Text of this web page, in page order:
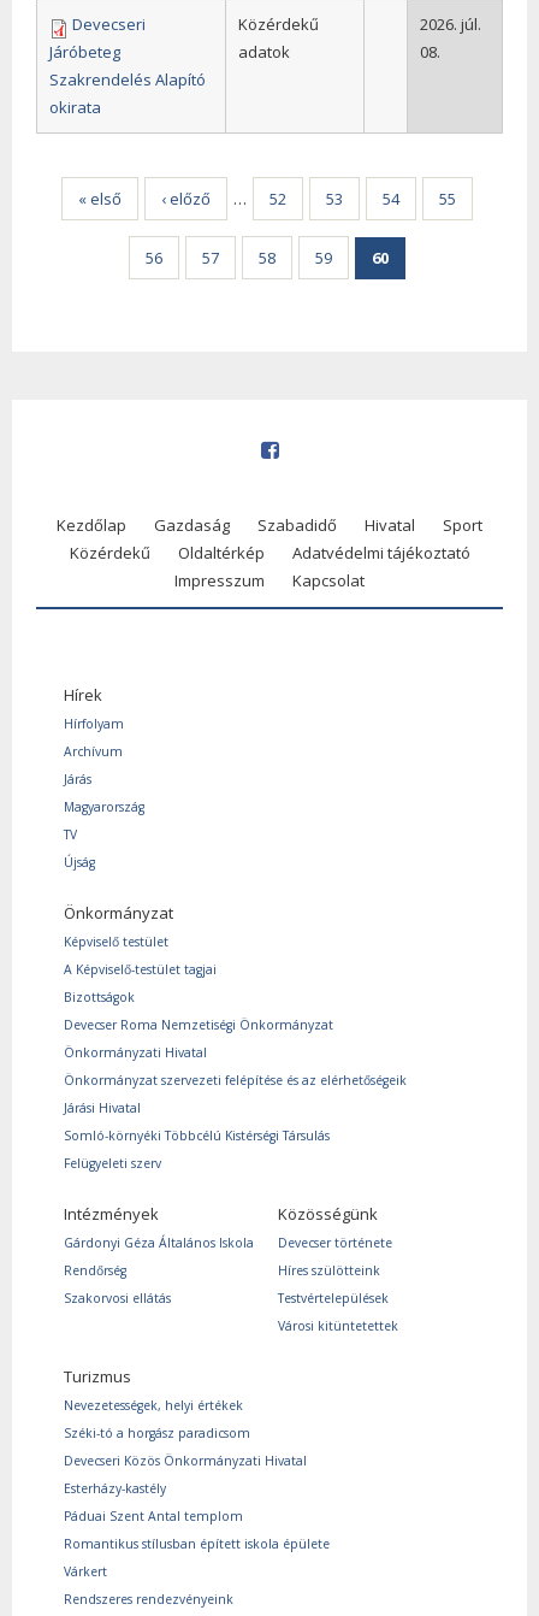
Devecseri
Járóbeteg
Szakrendelés Alapító
okirata
Közérdekű
adatok
2026. júl.
08.
Oldalak
« első ‹ előző … 52 53 54 55
56 57 58 59 60
Kezdőlap Gazdaság Szabadidő Hivatal
Sport
Közérdekű
Oldaltérkép
Adatvédelmi tájékoztató
Impresszum
Kapcsolat
Hírek
Hírfolyam
Archívum
Járás
Magyarország
TV
Újság
Önkormányzat
Képviselő testület
A Képviselő-testület tagjai
Bizottságok
Devecser Roma Nemzetiségi Önkormányzat
Önkormányzati Hivatal
Önkormányzat szervezeti felépítése és az elérhetőségeik
Járási Hivatal
Somló-környéki Többcélú Kistérségi Társulás
Felügyeleti szerv
Intézmények
Gárdonyi Géza Általános Iskola
Rendőrség
Szakorvosi ellátás
Közösségünk
Devecser története
Híres szülötteink
Testvértelepülések
Városi kitüntetettek
Turizmus
Nevezetességek, helyi értékek
Széki-tó a horgász paradicsom
Devecseri Közös Önkormányzati Hivatal
Esterházy-kastély
Páduai Szent Antal templom
Romantikus stílusban épített iskola épülete
Várkert
Rendszeres rendezvényeink